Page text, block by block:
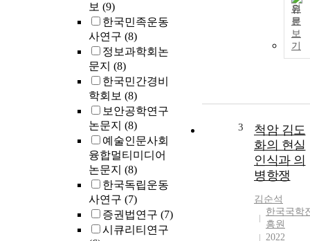
보 (9)
한국민족운동
사연구 (8)
정보과학회논
문지 (8)
한국민간경비
학회보 (8)
보안공학연구
논문지 (8)
예술인문사회
융합멀티미디어
논문지 (8)
한국독립운동
사연구 (7)
증권법연구 (7)
시큐리티연구
원
문
보
기
3
척암 김도
화의 현실
인식과 의
병항쟁
김순석
한국국학
흥원
2022